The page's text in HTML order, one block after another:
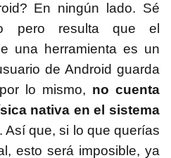
En ningún lado. Sé
pero resulta que el
una herramienta es un
de Android guarda
lo mismo, no cuenta
nativa en el sistema
. Así que, si lo que querías
esto será imposible, ya